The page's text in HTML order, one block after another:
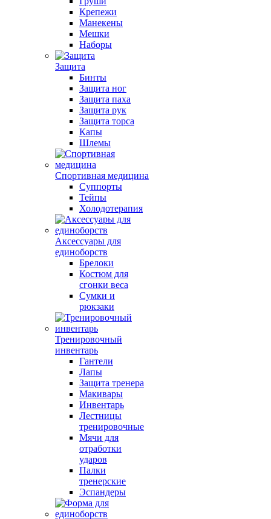
Крепежи
Манекены
Мешки
Наборы
Защита
Бинты
Защита ног
Защита паха
Защита рук
Защита торса
Капы
Шлемы
Спортивная медицина
Суппорты
Тейпы
Холодотерапия
Аксессуары для
единоборств
Брелоки
Костюм для
сгонки веса
Сумки и
рюкзаки
Тренировочный
инвентарь
Гантели
Лапы
Защита тренера
Макивары
Инвентарь
Лестницы
тренировочные
Мячи для
отработки
ударов
Палки
тренерские
Эспандеры